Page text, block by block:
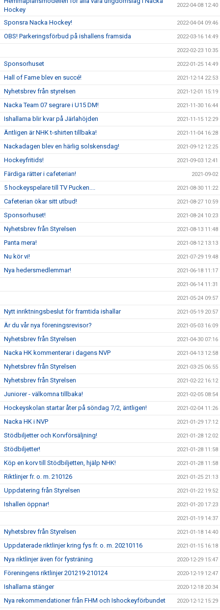
Hockey
2022-04-08 12:40
Sponsra Nacka Hockey! 2022-04-04 09:46
OBS! Parkeringsförbud på ishallens framsida 2022-03-16 14:49
2022-02-23 10:35
Sponsorhuset 2022-01-25 14:49
Hall of Fame blev en succé! 2021-12-14 22:53
Nyhetsbrev från styrelsen 2021-12-01 15:19
Nacka Team 07 segrare i U15 DM! 2021-11-30 16:44
Ishallarna blir kvar på Järlahöjden 2021-11-15 12:29
Äntligen är NHK t-shirten tillbaka! 2021-11-04 16:28
Nackadagen blev en härlig solskensdag! 2021-09-12 12:25
Hockeyfritids! 2021-09-03 12:41
Färdiga rätter i cafeterian! 2021-09-02
5 hockeyspelare till TV Pucken.... 2021-08-30 11:22
Cafeterian ökar sitt utbud! 2021-08-27 10:59
Sponsorhuset! 2021-08-24 10:23
Nyhetsbrev från Styrelsen 2021-08-13 11:48
Panta mera! 2021-08-12 13:13
Nu kör vi! 2021-07-29 19:48
Nya hedersmedlemmar! 2021-06-18 11:17
2021-06-14 11:31
2021-05-24 09:57
Nytt inriktningsbeslut för framtida ishallar 2021-05-19 20:57
Är du vår nya föreningsrevisor? 2021-05-03 16:09
Nyhetsbrev från Styrelsen 2021-04-30 07:16
Nacka HK kommenterar i dagens NVP 2021-04-13 12:58
Nyhetsbrev från Styrelsen 2021-03-25 06:55
Nyhetsbrev från Styrelsen 2021-02-22 16:12
Juniorer - välkomna tillbaka! 2021-02-05 08:54
Hockeyskolan startar åter på söndag 7/2, äntligen! 2021-02-04 11:26
Nacka HK i NVP 2021-01-29 17:12
Stödbiljetter och Korvförsäljning! 2021-01-28 12:02
Stödbiljetter! 2021-01-28 11:58
Köp en korv till Stödbiljetten, hjälp NHK! 2021-01-28 11:58
Riktlinjer fr. o. m. 210126 2021-01-25 21:13
Uppdatering från Styrelsen 2021-01-22 19:52
Ishallen öppnar! 2021-01-20 17:23
2021-01-19 14:37
Nyhetsbrev från Styrelsen 2021-01-18 14:40
Uppdaterade riktlinjer kring fys fr. o. m. 20210116 2021-01-15 16:18
Nya riktlinjer även för fysträning 2020-12-29 15:47
Föreningens riktlinjer 201219-210124 2020-12-19 12:47
Ishallarna stänger 2020-12-18 20:34
Nya rekommendationer från FHM och Ishockeyförbundet 2020-12-12 15:29